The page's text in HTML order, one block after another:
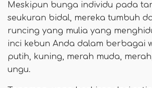
Meskipun bunga individu pada
seukuran bidal, mereka tumbuh
runcing yang mulia yang
inci kebun Anda dalam berbagai
putih, kuning, merah muda,
ungu.